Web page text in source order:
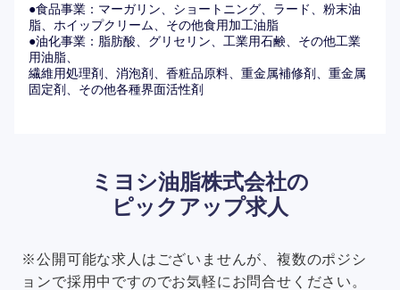
●食品事業：マーガリン、ショートニング、ラード、粉末油
脂、ホイップクリーム、その他食用加工油脂
●油化事業：脂肪酸、グリセリン、工業用石鹸、その他工業
用油脂、
繊維用処理剤、消泡剤、香粧品原料、重金属補修剤、重金属
固定剤、その他各種界面活性剤
ミヨシ油脂株式会社の
ピックアップ求人
※公開可能な求人はございませんが、複数のポジシ
ョンで採用中ですのでお気軽にお問合せください。